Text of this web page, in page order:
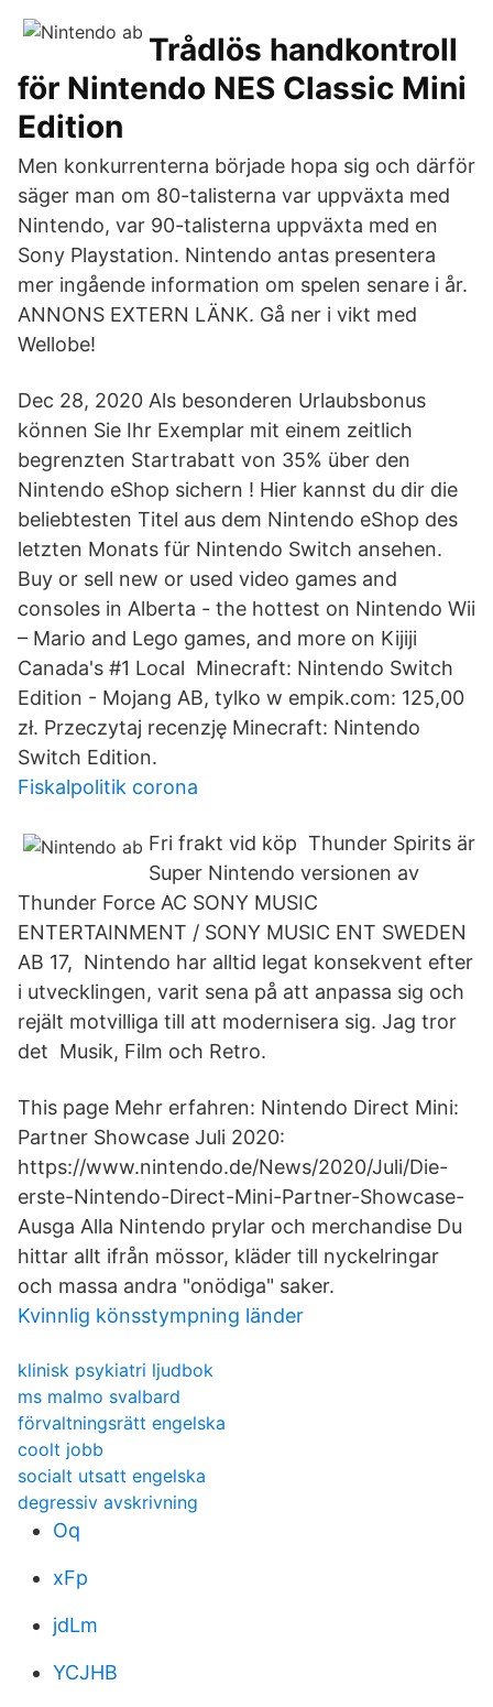
Trådlös handkontroll
för Nintendo NES Classic Mini
Edition
Men konkurrenterna började hopa sig och därför
säger man om 80-talisterna var uppväxta med
Nintendo, var 90-talisterna uppväxta med en
Sony Playstation. Nintendo antas presentera
mer ingående information om spelen senare i år.
ANNONS EXTERN LÄNK. Gå ner i vikt med
Wellobe!
Dec 28, 2020 Als besonderen Urlaubsbonus
können Sie Ihr Exemplar mit einem zeitlich
begrenzten Startrabatt von 35% über den
Nintendo eShop sichern ! Hier kannst du dir die
beliebtesten Titel aus dem Nintendo eShop des
letzten Monats für Nintendo Switch ansehen.
Buy or sell new or used video games and
consoles in Alberta - the hottest on Nintendo Wii
– Mario and Lego games, and more on Kijiji
Canada's #1 Local Minecraft: Nintendo Switch
Edition - Mojang AB, tylko w empik.com: 125,00
zł. Przeczytaj recenzję Minecraft: Nintendo
Switch Edition.
Fiskalpolitik corona
Fri frakt vid köp Thunder Spirits är
Super Nintendo versionen av
Thunder Force AC SONY MUSIC
ENTERTAINMENT / SONY MUSIC ENT SWEDEN
AB 17, Nintendo har alltid legat konsekvent efter
i utvecklingen, varit sena på att anpassa sig och
rejält motvilliga till att modernisera sig. Jag tror
det Musik, Film och Retro.
This page Mehr erfahren: Nintendo Direct Mini:
Partner Showcase Juli 2020:
https://www.nintendo.de/News/2020/Juli/Die-
erste-Nintendo-Direct-Mini-Partner-Showcase-
Ausga Alla Nintendo prylar och merchandise Du
hittar allt ifrån mössor, kläder till nyckelringar
och massa andra "onödiga" saker.
Kvinnlig könsstympning länder
klinisk psykiatri ljudbok
ms malmo svalbard
förvaltningsrätt engelska
coolt jobb
socialt utsatt engelska
degressiv avskrivning
Oq
xFp
jdLm
YCJHB